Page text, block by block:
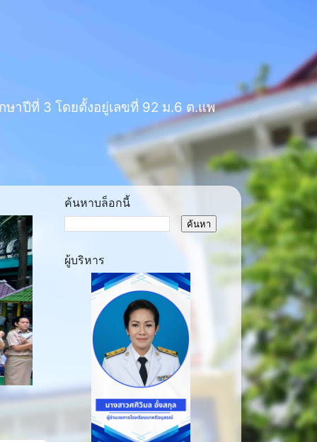
าปีที่ 3 โดยตั้งอยู่เลขที่ 92 ม.6 ต.แพ
ค้นหาบล็อกนี้
ผู้บริหาร